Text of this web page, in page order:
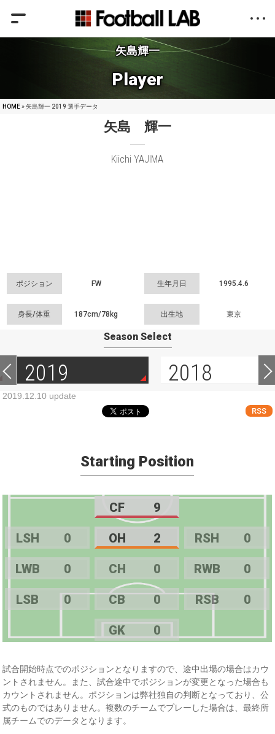
矢島輝一
Player
HOME» 矢島輝一 2019 選手データ
矢島 輝一
Kiichi YAJIMA
ポジション FW 生年月日 1995.4.6
身長/体重 187cm/78kg 出生地 東京
Season Select
2019 2018
2019.12.10 update
RSS
Starting Position
CF 9
LSH 0 OH 2 RSH 0
LWB 0 CH 0 RWB 0
LSB 0 CB 0 RSB 0
GK 0
試合開始時点でのポジションとなりますので、途中出場の場合はカウ
ントされません。また、試合途中でポジションが変更となった場合も
カウントされません。ポジションは弊社独自の判断となっており、公
式のものではありません。複数のチームでプレーした場合は、最終所
属チームでのデータとなります。